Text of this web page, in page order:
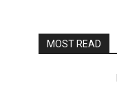
MOST READ